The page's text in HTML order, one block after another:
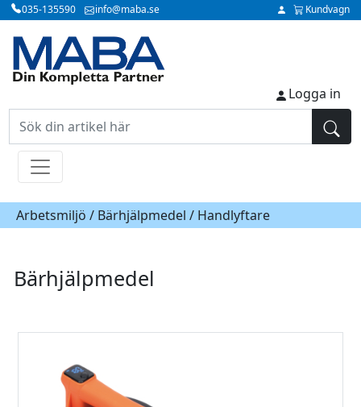
035-135590 info@maba.se Kundvagn
Logga in
Arbetsmiljö / Bärhjälpmedel / Handlyftare
Bärhjälpmedel